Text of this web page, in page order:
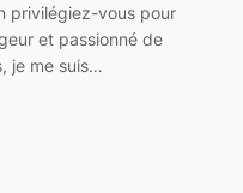
privilégiez-vous pour
et passionné de
je me suis…